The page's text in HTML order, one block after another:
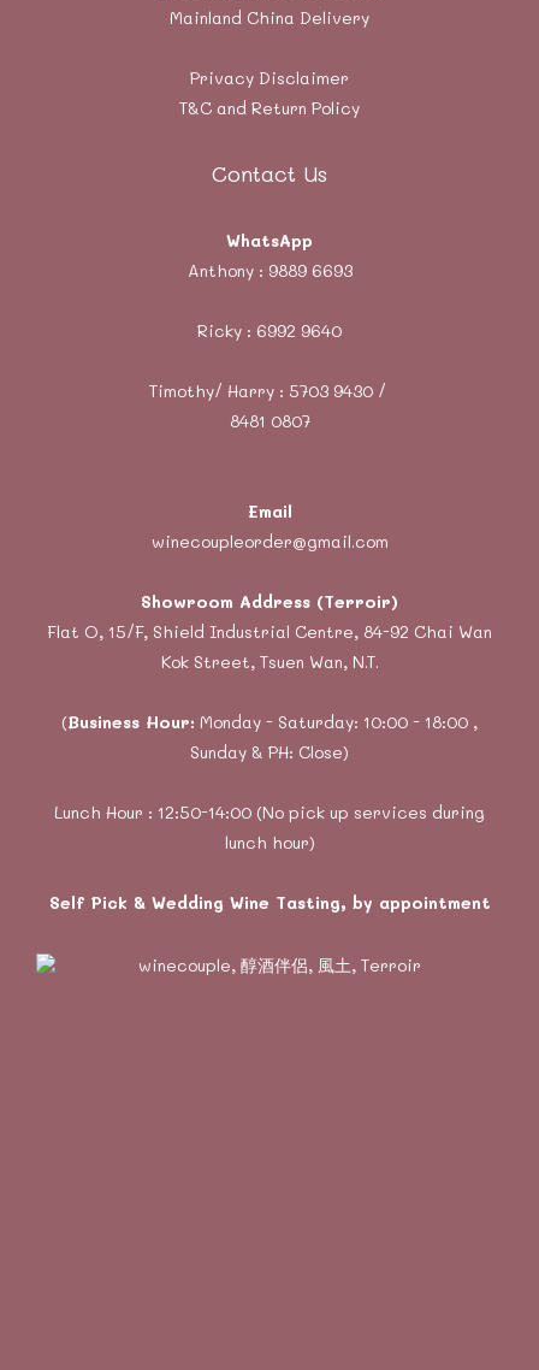
Mainland China Delivery
Privacy Disclaimer
T&C and Return Policy
Contact Us
WhatsApp
Anthony : 9889 6693
Ricky : 6992 9640
Timothy/ Harry : 5703 9430 /
8481 0807
Email
winecoupleorder@gmail.com
Showroom Address (Terroir)
Flat O, 15/F, Shield Industrial Centre, 84-92 Chai Wan
Kok Street, Tsuen Wan, N.T.
(Business Hour: Monday - Saturday: 10:00 - 18:00 ,
Sunday & PH: Close)
Lunch Hour : 12:50-14:00 (No pick up services during
lunch hour)
Self Pick & Wedding Wine Tasting, by appointment